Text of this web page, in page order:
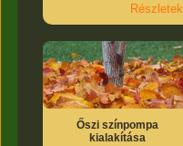
Részletek
Őszi színpompa
kialakítása